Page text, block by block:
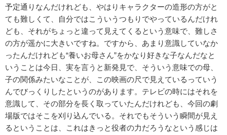
予定通りなんだけれども、やはりキャラクターの造形の方がと
ても難しくて、自分ではこういうつもりでやっているんだけれ
ども、それがちょっと違って見えてくるという意味で、難しさ
の方が遥かに大きいですね。ですから、あまり意識していなか
ったんだけれども“養いお母さん”をかなり好きな子なんだなと
いうことは今日、実を言うと新発見で、そういう意味での母、
子の関係みたいなことが、この映画の尺で見えているっていう
んでびっくりしたというのがあります。テレビの時にはそれを
意識して、その部分を長く取っていたんだけれども、今回の劇
場版ではそこを刈り込んでいる。それでもそういう瞬間が見え
るということは、これはきっと役者の力だろうなという感じは